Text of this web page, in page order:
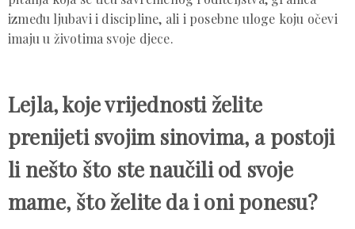
između ljubavi i discipline, ali i posebne uloge koju očevi
imaju u životima svoje djece.
Lejla, koje vrijednosti želite
prenijeti svojim sinovima, a postoji
li nešto što ste naučili od svoje
mame, što želite da i oni ponesu?